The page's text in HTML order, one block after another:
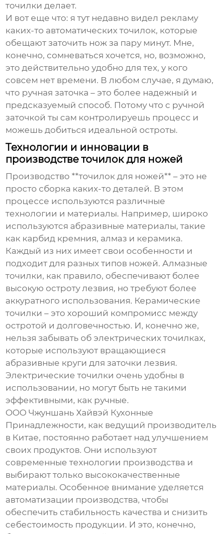
точилки делает.
И вот еще что: я тут недавно видел рекламу
каких-то автоматических точилок, которые
обещают заточить нож за пару минут. Мне,
конечно, сомневаться хочется, но, возможно,
это действительно удобно для тех, у кого
совсем нет времени. В любом случае, я думаю,
что ручная заточка – это более надежный и
предсказуемый способ. Потому что с ручной
заточкой ты сам контролируешь процесс и
можешь добиться идеальной остроты.
Технологии и инновации в
производстве точилок для ножей
Производство **точилок для ножей** – это не
просто сборка каких-то деталей. В этом
процессе используются различные
технологии и материалы. Например, широко
используются абразивные материалы, такие
как карбид кремния, алмаз и керамика.
Каждый из них имеет свои особенности и
подходит для разных типов ножей. Алмазные
точилки, как правило, обеспечивают более
высокую остроту лезвия, но требуют более
аккуратного использования. Керамические
точилки – это хороший компромисс между
остротой и долговечностью. И, конечно же,
нельзя забывать об электрических точилках,
которые используют вращающиеся
абразивные круги для заточки лезвия.
Электрические точилки очень удобны в
использовании, но могут быть не такими
эффективными, как ручные.
ООО Чжуншань Хайвэй Кухонные
Принадлежности, как ведущий производитель
в Китае, постоянно работает над улучшением
своих продуктов. Они используют
современные технологии производства и
выбирают только высококачественные
материалы. Особенное внимание уделяется
автоматизации производства, чтобы
обеспечить стабильность качества и снизить
себестоимость продукции. И это, конечно,